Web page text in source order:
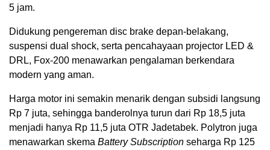
5 jam.
Didukung pengereman disc brake depan-belakang,
suspensi dual shock, serta pencahayaan projector LED &
DRL, Fox-200 menawarkan pengalaman berkendara
modern yang aman.
Harga motor ini semakin menarik dengan subsidi langsung
Rp 7 juta, sehingga banderolnya turun dari Rp 18,5 juta
menjadi hanya Rp 11,5 juta OTR Jadetabek. Polytron juga
menawarkan skema Battery Subscription seharga Rp 125